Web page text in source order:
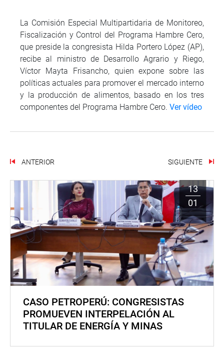
La Comisión Especial Multipartidaria de Monitoreo,
Fiscalización y Control del Programa Hambre Cero,
que preside la congresista Hilda Portero López (AP),
recibe al ministro de Desarrollo Agrario y Riego,
Víctor Mayta Frisancho, quien expone sobre las
políticas actuales para promover el mercado interno
y la producción de alimentos, basado en los tres
componentes del Programa Hambre Cero. Ver vídeo
ANTERIOR SIGUIENTE
13
01
CASO PETROPERÚ: CONGRESISTAS
PROMUEVEN INTERPELACIÓN AL
TITULAR DE ENERGÍA Y MINAS